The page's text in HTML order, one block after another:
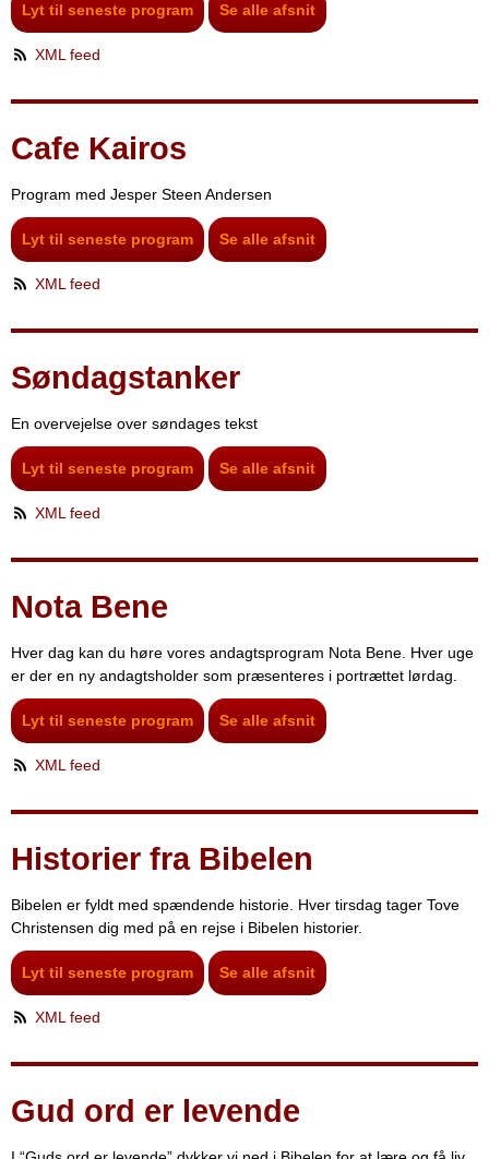
Lyt til seneste program Se alle afsnit
XML feed
Cafe Kairos
Program med Jesper Steen Andersen
Lyt til seneste program Se alle afsnit
XML feed
Søndagstanker
En overvejelse over søndages tekst
Lyt til seneste program Se alle afsnit
XML feed
Nota Bene
Hver dag kan du høre vores andagtsprogram Nota Bene. Hver uge
er der en ny andagtsholder som præsenteres i portrættet lørdag.
Lyt til seneste program Se alle afsnit
XML feed
Historier fra Bibelen
Bibelen er fyldt med spændende historie. Hver tirsdag tager Tove
Christensen dig med på en rejse i Bibelen historier.
Lyt til seneste program Se alle afsnit
XML feed
Gud ord er levende